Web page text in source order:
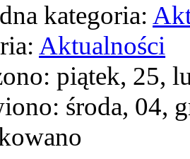
kategoria:
Aktualności
piątek, 25,
środa, 04,